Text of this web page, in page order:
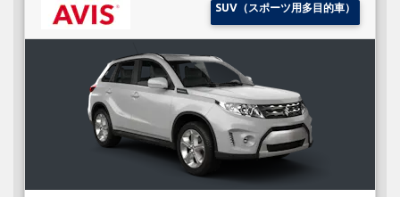
SUV（スポーツ用多目的車）